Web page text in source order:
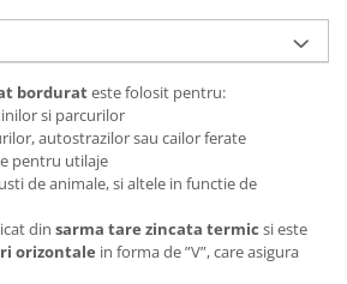
bordurateste folosit pentru:
si parcurilor
autostrazilor sau cailor ferate
pentru utilaje
de animale, si altele in functie de
din sarma tare zincata termic si este
orizontale in forma de ”V”, care asigura